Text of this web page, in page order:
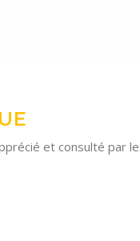
et consulté par